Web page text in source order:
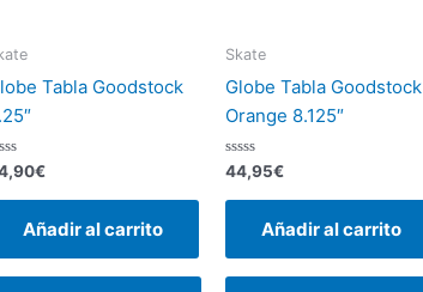
Tabla Goodstock
€
Añadir al carrito
Skate
Globe Tabla Goodstock
Orange 8.125″
Valorado
con
0
44,95€
Añadir al carrito